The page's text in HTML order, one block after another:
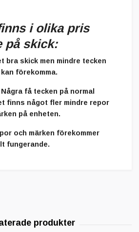
i olika pris
på skick:
bra skick men mindre tecken
förekomma.
få tecken på normal
finns något fler mindre repor
på enheten.
och märken förekommer
fungerande.